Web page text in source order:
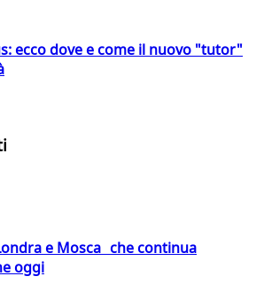
ecco dove e come il nuovo "tutor"
e Mosca che continua
oggi